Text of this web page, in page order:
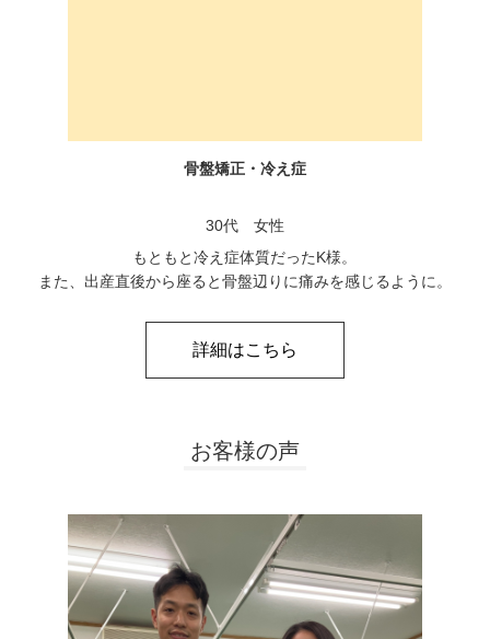
骨盤矯正・冷え症
30代 女性
もともと冷え症体質だったK様。
また、出産直後から座ると骨盤辺りに痛みを感じるように。
詳細はこちら
お客様の声